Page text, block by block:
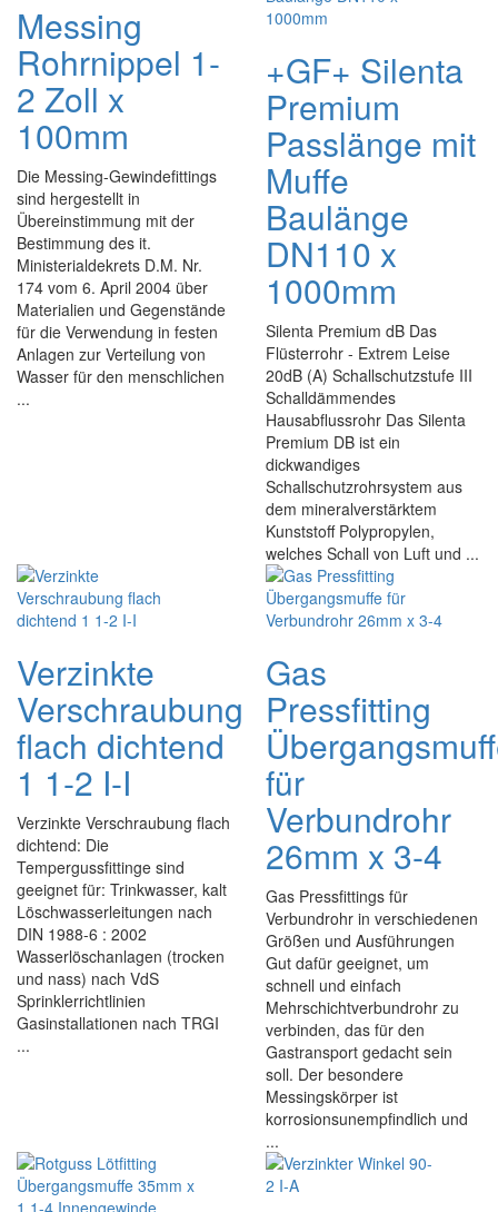
Messing
Rohrnippel 1-
2 Zoll x
100mm
Die Messing-Gewindefittings
sind hergestellt in
Übereinstimmung mit der
Bestimmung des it.
Ministerialdekrets D.M. Nr.
174 vom 6. April 2004 über
Materialien und Gegenstände
für die Verwendung in festen
Anlagen zur Verteilung von
Wasser für den menschlichen
...
+GF+ Silenta
Premium
Passlänge mit
Muffe
Baulänge
DN110 x
1000mm
Silenta Premium dB Das
Flüsterrohr - Extrem Leise
20dB (A) Schallschutzstufe III
Schalldämmendes
Hausabflussrohr Das Silenta
Premium DB ist ein
dickwandiges
Schallschutzrohrsystem aus
dem mineralverstärktem
Kunststoff Polypropylen,
welches Schall von Luft und ...
Verzinkte
Verschraubung
flach dichtend
1 1-2 I-I
Verzinkte Verschraubung flach
dichtend: Die
Tempergussfittinge sind
geeignet für: Trinkwasser, kalt
Löschwasserleitungen nach
DIN 1988-6 : 2002
Wasserlöschanlagen (trocken
und nass) nach VdS
Sprinklerrichtlinien
Gasinstallationen nach TRGI
...
Gas
Pressfitting
für
Verbundrohr
26mm x 3-4
Gas Pressfittings für
Verbundrohr in verschiedenen
Größen und Ausführungen
Gut dafür geeignet, um
schnell und einfach
Mehrschichtverbundrohr zu
verbinden, das für den
Gastransport gedacht sein
soll. Der besondere
Messingskörper ist
korrosionsunempfindlich und
...